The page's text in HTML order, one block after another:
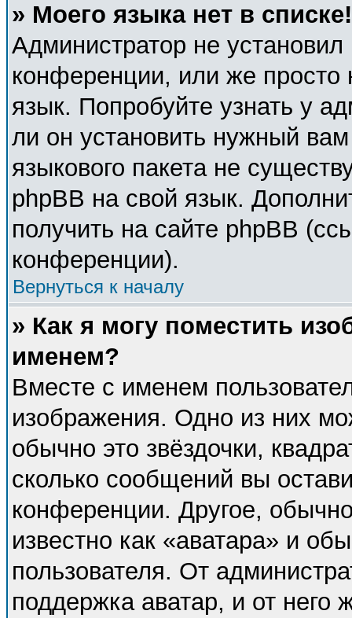
» Моего языка нет в списке!
Администратор не
конференции, или же просто
язык. Попробуйте узнать у
ли он установить нужный
языкового пакета не
phpBB на свой язык.
получить на сайте phpBB
конференции).
Вернуться к началу
» Как я могу поместить
именем?
Вместе с именем
изображения. Одно из них
обычно это звёздочки,
сколько сообщений вы
конференции. Другое,
известно как «аватара» и
пользователя. От
поддержка аватар, и от него